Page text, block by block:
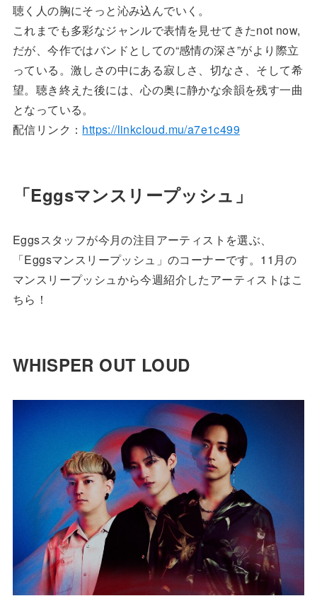
聴く人の胸にそっと沁み込んでいく。
これまでも多彩なジャンルで表情を見せてきたnot now,
だが、今作ではバンドとしての“感情の深さ”がより際立
っている。激しさの中にある寂しさ、切なさ、そして希
望。聴き終えた後には、心の奥に静かな余韻を残す一曲
となっている。
配信リンク： https://linkcloud.mu/a7e1c499
「Eggsマンスリープッシュ」
Eggsスタッフが今月の注目アーティストを選ぶ、
「Eggsマンスリープッシュ」のコーナーです。11月の
マンスリープッシュから今週紹介したアーティストはこ
ちら！
WHISPER OUT LOUD